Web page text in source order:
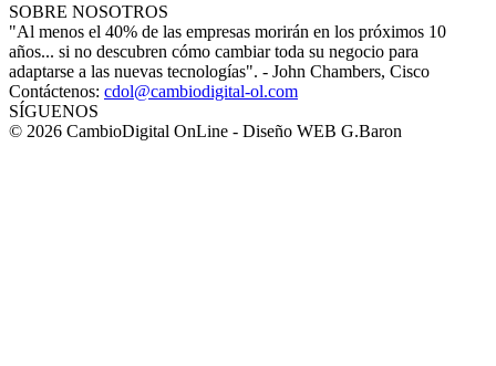
SOBRE NOSOTROS
"Al menos el 40% de las empresas morirán en los próximos 10
años... si no descubren cómo cambiar toda su negocio para
adaptarse a las nuevas tecnologías". - John Chambers, Cisco
Contáctenos: cdol@cambiodigital-ol.com
SÍGUENOS
© 2026 CambioDigital OnLine - Diseño WEB G.Baron